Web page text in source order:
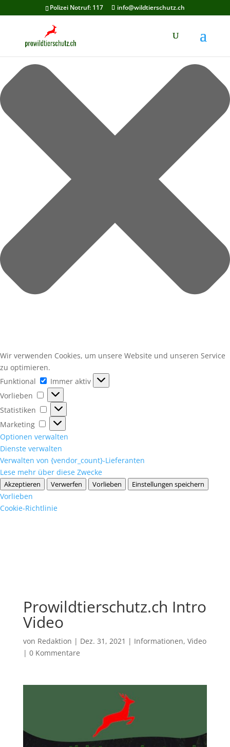
Cookie-Zustimmung verwalten
Wir verwenden Cookies, um unsere Website und unseren Service
zu optimieren.
Funktional
Funktional
Immer aktiv
Vorlieben
Vorlieben
Statistiken
Statistiken
Marketing
Marketing
Optionen verwalten
Dienste verwalten
Verwalten von {vendor_count}-Lieferanten
Lese mehr über diese Zwecke
Akzeptieren Verwerfen Vorlieben Einstellungen speichern
Vorlieben
Cookie-Richtlinie
Polizei Notruf: 117 info@wildtierschutz.ch
Prowildtierschutz.ch Intro
Video
von Redaktion | Dez. 31, 2021 | Informationen, Video
| 0 Kommentare